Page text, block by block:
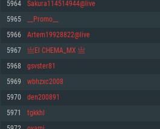
최소사양
운영체제: Windows 10 (64 bit)
프로세서: 2.2 GHz 듀얼코어 이상
메모리: 4GB
그래픽 카드: DirectX 11 이상을 지원하는
GeForce GT 660. 최소 사양 해상도: 720p
최소사양
운영체제: Mac OS Big Sur 11.0
프로세서: 최소 2.2 GHz의 Core i5 (Intel
메모리: 6 GB
그래픽 카드: Metal 을 지원하는 Intel Iris Pro
능을 가지는 Mac 버전의 AMD/Nvidia. 최소
최소사양
운영체제: 64bit Linux 중 최신 버전
프로세서: 2.4 GHz 듀얼코어
메모리: 4 GB
그래픽 카드: Vulkan 을 지원하고, 최신 그래
660 (6개월 미만) 혹은 그와 동급의 성능을 가
5964 Sakura114514944@live
5965 __Promo__
5966 Artem19928822@live
5967 亗El CHEMA_MX 亗
5968 gsvster81
5969 wbhzxc2008
5970 den200891
5971 tgkkhl